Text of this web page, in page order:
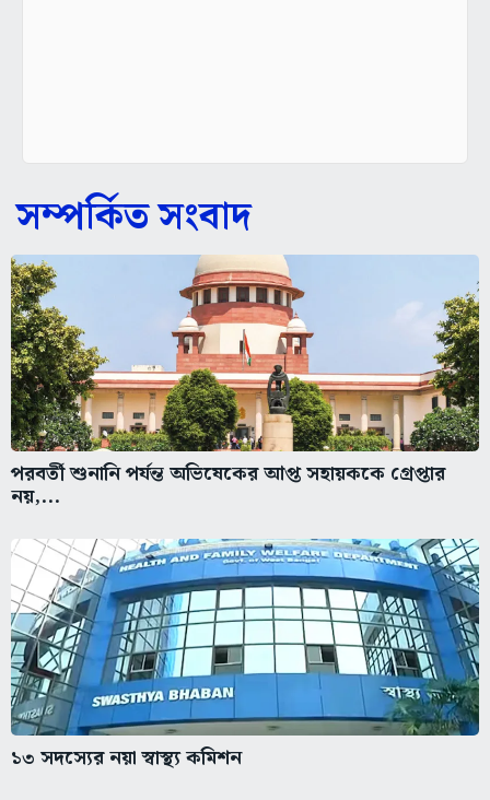
সম্পর্কিত সংবাদ
পরবর্তী শুনানি পর্যন্ত অভিষেকের আপ্ত সহায়ককে গ্রেপ্তার
নয়,...
১৩ সদস্যের নয়া স্বাস্থ্য কমিশন